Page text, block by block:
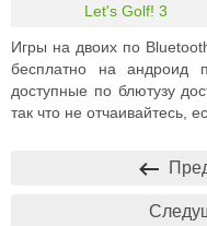
Let's Golf! 3
Игры на двоих по
бесплатно на андроид
доступные по блютузу
так что не отчаивайтесь,